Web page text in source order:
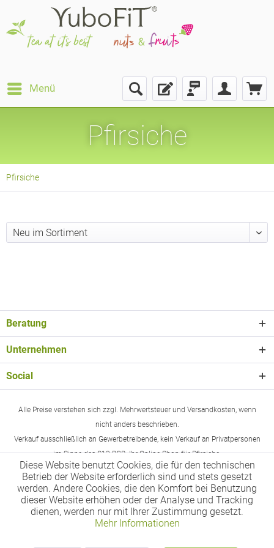
Menü
Pfirsiche
Pfirsiche
Beratung
Unternehmen
Social
Alle Preise verstehen sich zzgl. Mehrwertsteuer und Versandkosten, wenn
nicht anders beschrieben.
Verkauf ausschließlich an Gewerbetreibende, kein Verkauf an Privatpersonen
im Sinne des §13 BGB. Ihr Online-Shop für Pfirsiche.
Diese Website benutzt Cookies, die für den technischen
Betrieb der Website erforderlich sind und stets gesetzt
werden. Andere Cookies, die den Komfort bei Benutzung
dieser Website erhöhen oder der Analyse und Tracking
dienen, werden nur mit Ihrer Zustimmung gesetzt.
Mehr Informationen